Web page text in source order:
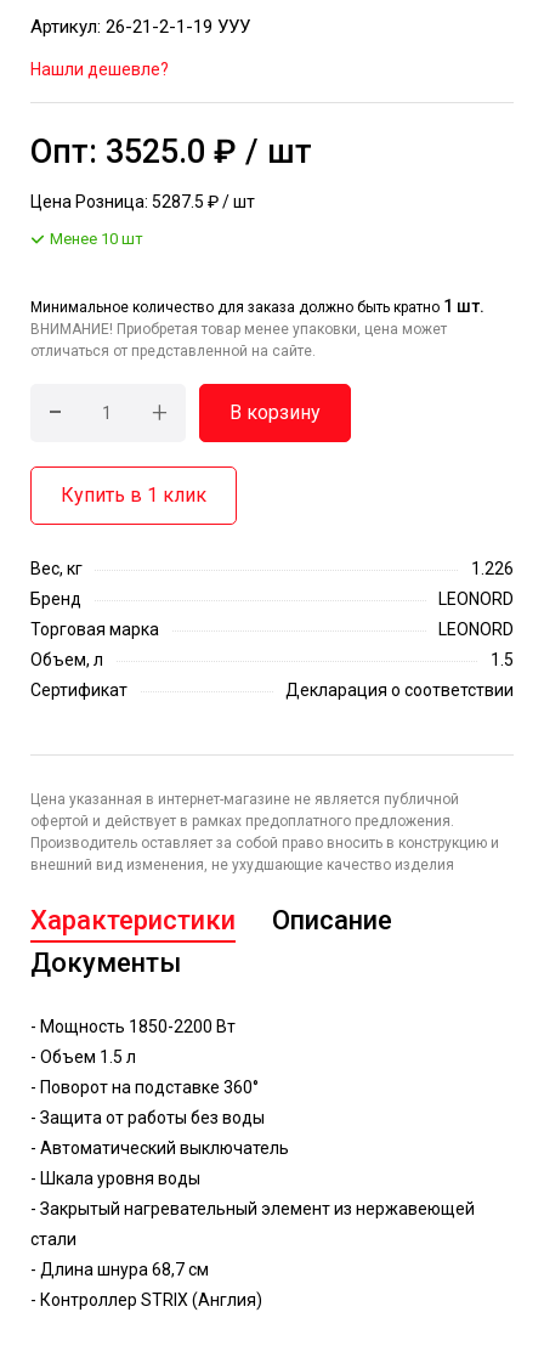
Артикул: 26-21-2-1-19 УУУ
Нашли дешевле?
Опт: 3525.0 ₽ / шт
Цена Розница: 5287.5 ₽ / шт
Менее 10 шт
Минимальное количество для заказа должно быть кратно 1 шт.
ВНИМАНИЕ! Приобретая товар менее упаковки, цена может
отличаться от представленной на сайте.
- + В корзину
Купить в 1 клик
Вес, кг
1.226
Бренд
LEONORD
Торговая марка
LEONORD
Объем, л
1.5
Сертификат
Декларация о соответствии
Цена указанная в интернет-магазине не является публичной
офертой и действует в рамках предоплатного предложения.
Производитель оставляет за собой право вносить в конструкцию и
внешний вид изменения, не ухудшающие качество изделия
Характеристики
Описание
Документы
- Мощность 1850-2200 Вт
- Объем 1.5 л
- Поворот на подставке 360°
- Защита от работы без воды
- Автоматический выключатель
- Шкала уровня воды
- Закрытый нагревательный элемент из нержавеющей
стали
- Длина шнура 68,7 см
- Контроллер STRIX (Англия)